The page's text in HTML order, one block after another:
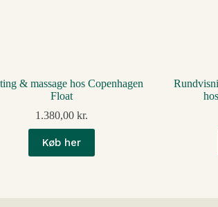
& massage hos Copenhagen
Float
1.380,00kr.
Køb her